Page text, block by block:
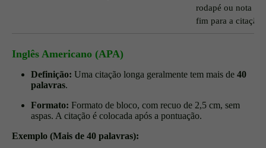
rodapé ou nota de
fim para a citação.
Inglês Americano (APA)
Definição: Uma citação longa geralmente tem mais de 40
palavras.
Formato: Formato de bloco, com recuo de 2,5 cm, sem
aspas. A citação é colocada após a pontuação.
Exemplo (Mais de 40 palavras):